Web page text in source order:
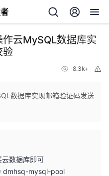
云MySQL数据库实
验
8.3k+
数据库实现邮箱验证码发送
数据库即可
dmhsq-mysql-pool